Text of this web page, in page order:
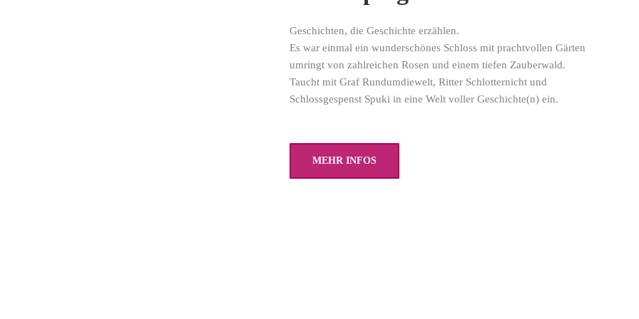
Geschichten, die Geschichte erzählen.
Es war einmal ein wunderschönes Schloss mit prachtvollen Gärten
umringt von zahlreichen Rosen und einem tiefen Zauberwald.
Taucht mit Graf Rundumdiewelt, Ritter Schlotternicht und
Schlossgespenst Spuki in eine Welt voller Geschichte(n) ein.
MEHR INFOS